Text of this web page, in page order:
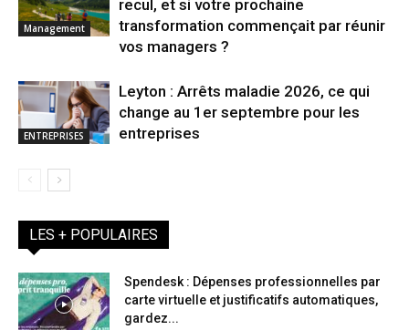
Management
recul, et si votre prochaine
transformation commençait par réunir
vos managers ?
ENTREPRISES
Leyton : Arrêts maladie 2026, ce qui
change au 1er septembre pour les
entreprises
LES + POPULAIRES
Spendesk : Dépenses professionnelles par
carte virtuelle et justificatifs automatiques,
gardez...